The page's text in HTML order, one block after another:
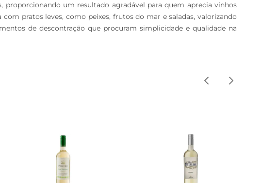
proporcionando um resultado agradável para quem aprecia vinhos
pratos leves, como peixes, frutos do mar e saladas, valorizando
de descontração que procuram simplicidade e qualidade na